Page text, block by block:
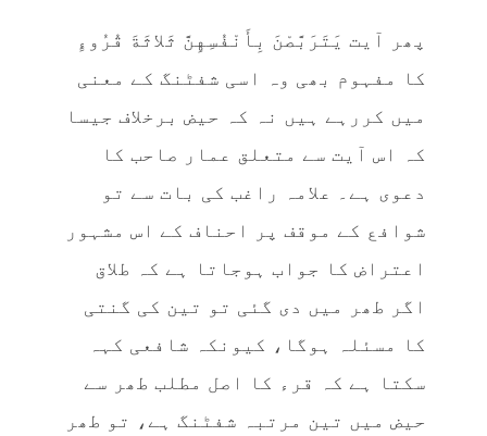
پھر آیت يَتَرَبَّصْنَ بِأَنْفُسِهِنَّ ثَلاثَةَ قُرُوءٍ
کا مفہوم بھی وہ اسی شفٹنگ کے معنی
میں کررہے ہیں نہ کہ حیض برخلاف جیسا
کہ اس آیت سے متعلق عمار صاحب کا
دعوی ہے۔ علامہ راغب کی بات سے تو
شوافع کے موقف پر احناف کے اس مشہور
اعتراض کا جواب ہوجاتا ہے کہ طلاق
اگر طھر میں دی گئی تو تین کی گنتی
کا مسئلہ ہوگا، کیونکہ شافعی کہہ
سکتا ہے کہ قرء کا اصل مطلب طھر سے
حیض میں تین مرتبہ شفٹنگ ہے، تو طھر